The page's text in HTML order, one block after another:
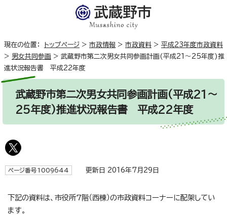
現在の位置： トップページ > 市政情報 > 市政資料 > 平成23年度市政資料
> 男女共同参画 > 武蔵野市第二次男女共同参画計画(平成21～25年度)推
進状況報告書 平成22年度
武蔵野市第二次男女共同参画計画(平成21～
25年度)推進状況報告書 平成22年度
ページ番号1009644 更新日 2016年7月29日
下記の資料は、市役所7階（西棟）の市政資料コーナーに配架してい
ます。